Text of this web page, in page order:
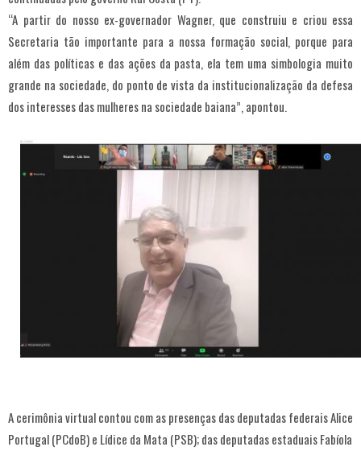
“A partir do nosso ex-governador Wagner, que construiu e criou essa
Secretaria tão importante para a nossa formação social, porque para
além das políticas e das ações da pasta, ela tem uma simbologia muito
grande na sociedade, do ponto de vista da institucionalização da defesa
dos interesses das mulheres na sociedade baiana”, apontou.
A cerimônia virtual contou com as presenças das deputadas federais Alice
Portugal (PCdoB) e Lídice da Mata (PSB); das deputadas estaduais Fabíola